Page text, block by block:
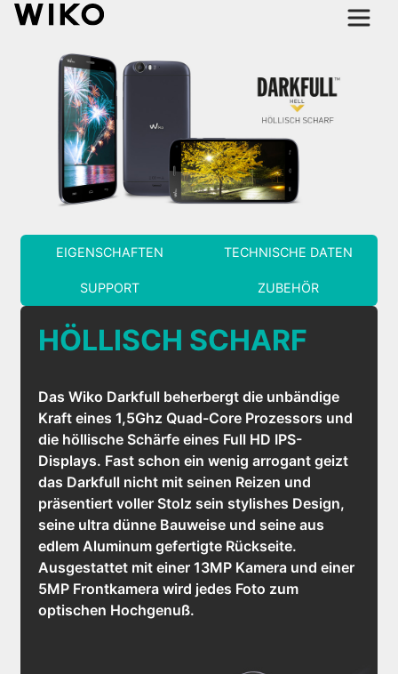
EIGENSCHAFTEN TECHNISCHE DATEN
SUPPORT ZUBEHÖR
HÖLLISCH SCHARF
Das Wiko Darkfull beherbergt die unbändige
Kraft eines 1,5Ghz Quad-Core Prozessors und
die höllische Schärfe eines Full HD IPS-
Displays. Fast schon ein wenig arrogant geizt
das Darkfull nicht mit seinen Reizen und
präsentiert voller Stolz sein stylishes Design,
seine ultra dünne Bauweise und seine aus
edlem Aluminum gefertigte Rückseite.
Ausgestattet mit einer 13MP Kamera und einer
5MP Frontkamera wird jedes Foto zum
optischen Hochgenuß.